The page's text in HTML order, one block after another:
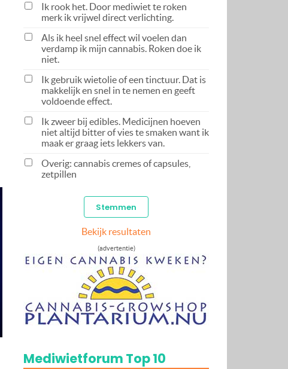
Ik rook het. Door mediwiet te roken
merk ik vrijwel direct verlichting.
Als ik heel snel effect wil voelen dan
verdamp ik mijn cannabis. Roken doe ik
niet.
Ik gebruik wietolie of een tinctuur. Dat is
makkelijk en snel in te nemen en geeft
voldoende effect.
Ik zweer bij edibles. Medicijnen hoeven
niet altijd bitter of vies te smaken want ik
maak er graag iets lekkers van.
Overig: cannabis cremes of capsules,
zetpillen
Bekijk resultaten
(advertentie)
Mediwietforum Top 10